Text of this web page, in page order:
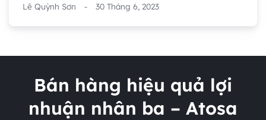
Lê Quỳnh Sơn - 30 Tháng 6, 2023
Bán hàng hiệu quả lợi
nhuận nhân ba – Atosa